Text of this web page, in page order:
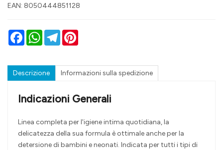
EAN: 8050444851128
FacebookWhatsAppTelegram
Descrizione Informazioni sulla spedizione
Indicazioni Generali
Linea completa per l'igiene intima quotidiana, la
delicatezza della sua formula è ottimale anche per la
detersione di bambini e neonati. Indicata per tutti i tipi di